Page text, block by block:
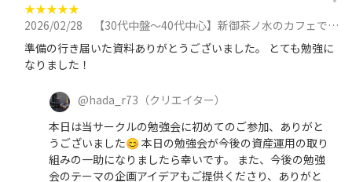
★★★★★
2026/02/28
【30代中盤〜40代中心】新御茶ノ水のカフェで資産運用勉強会 ★税金・社会保険の基礎、NISA・確定拠出年金の概要に参加
準備の行き届いた資料ありがとうございました。 とても勉強に
なりました！
@hada_r73 （クリエイター）
本日は当サークルの勉強会に初めてのご参加、ありがと
うございました😊 本日の勉強会が今後の資産運用の取り
組みの一助になりましたら幸いです。 また、今後の勉強
会のテーマの企画アイデアもご提供くださり、ありがと